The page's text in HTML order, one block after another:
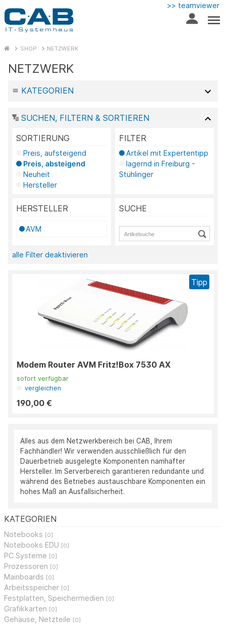
>> teamviewer
SHOP NETZWERK
KATEGORIEN
Notebooks [0]
Notebooks EDU [0]
PC Systeme [0]
Prozessoren [0]
Mainboards [0]
Arbeitsspeicher [0]
Festplatten, Speichermedien [0]
Grafikkarten [0]
Gehäuse, Netzteile [0]
NETZWERK
KATEGORIEN
SUCHEN, FILTERN & SORTIEREN
SORTIERUNG
Preis, aufsteigend
Preis, absteigend
Neuheit
Hersteller
FILTER
Artikel mit Expertentipp
lagernd in Freiburg -
Stühlinger
HERSTELLER
AVM
SUCHE
alle Filter deaktivieren
Tipp
Modem Router AVM Fritz!Box 7530 AX
sofort verfügbar
vergleichen
190,00 €
Alles aus dem Netzwerkbereich bei CAB, Ihrem
Fachhändler! Wir verwenden ausschließlich für den
Dauerbetrieb ausgelegte Komponenten namhafter
Hersteller. Im Serverbereich garantieren redundante und
während des Betriebes austauschbare Komponenten ein
hohes Maß an Ausfallsicherheit.